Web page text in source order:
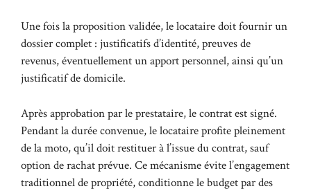
Une fois la proposition validée, le locataire doit fournir un
dossier complet : justificatifs d’identité, preuves de
revenus, éventuellement un apport personnel, ainsi qu’un
justificatif de domicile.
Après approbation par le prestataire, le contrat est signé.
Pendant la durée convenue, le locataire profite pleinement
de la moto, qu’il doit restituer à l’issue du contrat, sauf
option de rachat prévue. Ce mécanisme évite l’engagement
traditionnel de propriété, conditionne le budget par des